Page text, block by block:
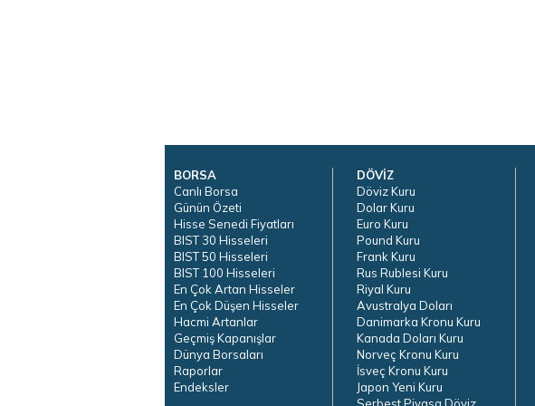
BORSA
Canlı Borsa
Günün Özeti
Hisse Senedi Fiyatları
BIST 30 Hisseleri
BIST 50 Hisseleri
BIST 100 Hisseleri
En Çok Artan Hisseler
En Çok Düşen Hisseler
Hacmi Artanlar
Geçmiş Kapanışlar
Dünya Borsaları
Raporlar
Endeksler
DÖVİZ
Döviz Kuru
Dolar Kuru
Euro Kuru
Pound Kuru
Frank Kuru
Rus Rublesi Kuru
Riyal Kuru
Avustralya Doları
Danimarka Kronu Kuru
Kanada Doları Kuru
Norveç Kronu Kuru
İsveç Kronu Kuru
Japon Yeni Kuru
Serbest Piyasa Döviz